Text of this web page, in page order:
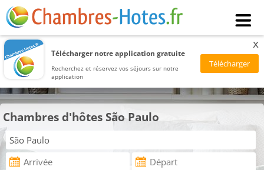
Télécharger notre application gratuite
Recherchez et réservez vos séjours sur notre
application
x
Chambres d'hôtes São Paulo